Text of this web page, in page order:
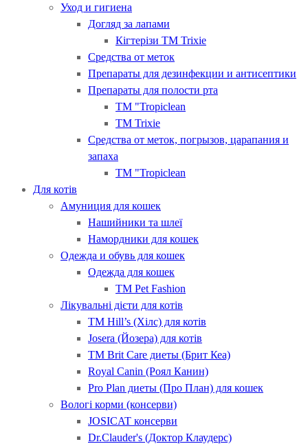
Уход и гигиена
Догляд за лапами
Кігтерізи ТМ Trixie
Средства от меток
Препараты для дезинфекции и антисептики
Препараты для полости рта
ТМ "Tropiclean
ТМ Trixie
Средства от меток, погрызов, царапания и
запаха
ТМ "Tropiclean
Для котів
Амуниция для кошек
Нашийники та шлеї
Намордники для кошек
Одежда и обувь для кошек
Одежда для кошек
ТМ Pet Fashion
Лікувальні дієти для котів
ТМ Hill’s (Хілс) для котів
Josera (Йозера) для котів
ТМ Brit Care диеты (Брит Кеа)
Royal Canin (Роял Канин)
Pro Plan диеты (Про План) для кошек
Вологі корми (консерви)
JOSICAT консерви
Dr.Clauder's (Доктор Клаудерс)